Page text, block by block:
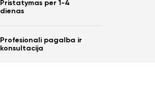
Pristatymas per 1-4
dienas
Profesionali pagalba ir
konsultacija
Ne